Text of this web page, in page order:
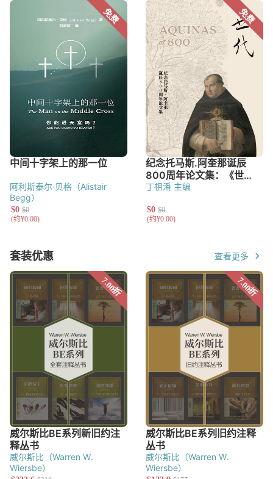
阿利斯泰尔·贝格（Alistair
Begg）
丁祖潘 主编
套装优惠 查看更多
威尔斯比（Warren W.
Wiersbe）
威尔斯比（Warren W.
Wiersbe）